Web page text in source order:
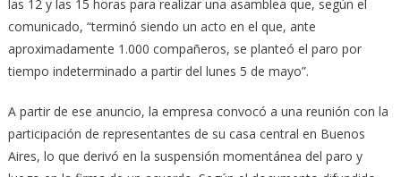
las 12 y las 15 horas para realizar una asamblea que, según el
comunicado, “terminó siendo un acto en el que, ante
aproximadamente 1.000 compañeros, se planteó el paro por
tiempo indeterminado a partir del lunes 5 de mayo”.
A partir de ese anuncio, la empresa convocó a una reunión con la
participación de representantes de su casa central en Buenos
Aires, lo que derivó en la suspensión momentánea del paro y